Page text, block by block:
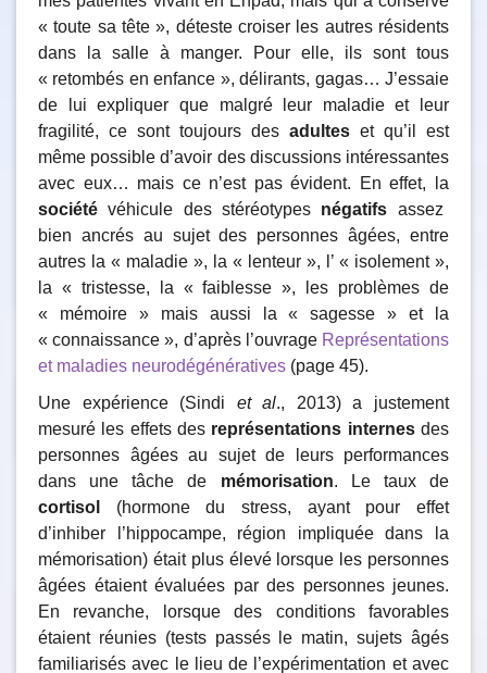
« toute sa tête », déteste croiser les autres résidents
dans la salle à manger. Pour elle, ils sont tous
« retombés en enfance », délirants, gagas… J’essaie
de lui expliquer que malgré leur maladie et leur
fragilité, ce sont toujours des adultes et qu’il est
même possible d’avoir des discussions intéressantes
avec eux… mais ce n’est pas évident. En effet, la
société véhicule des stéréotypes négatifs assez
bien ancrés au sujet des personnes âgées, entre
autres la « maladie », la « lenteur », l’ « isolement »,
la « tristesse, la « faiblesse », les problèmes de
« mémoire » mais aussi la « sagesse » et la
« connaissance », d’après l’ouvrage Représentations
et maladies neurodégénératives (page 45).
Une expérience (Sindi et al., 2013) a justement
mesuré les effets des représentations internesdes
personnes âgées au sujet de leurs performances
dans une tâche de mémorisation. Le taux de
cortisol
(hormone du stress, ayant pour effet
d’inhiber l’hippocampe, région impliquée dans la
mémorisation) était plus élevé lorsque les personnes
âgées étaient évaluées par des personnes jeunes.
En revanche, lorsque des conditions favorables
étaient réunies (tests passés le matin, sujets âgés
familiarisés avec le lieu de l’expérimentation et avec